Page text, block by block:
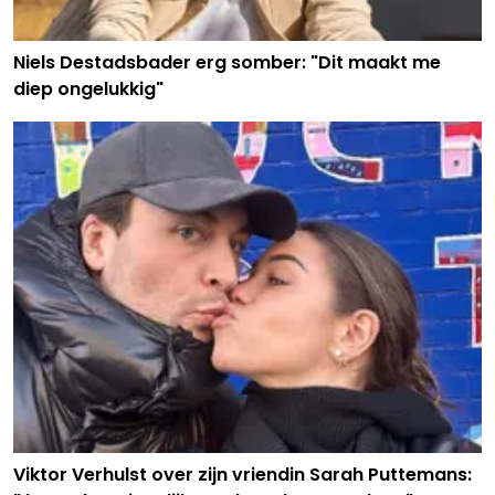
Niels Destadsbader erg somber: "Dit maakt me
diep ongelukkig"
Viktor Verhulst over zijn vriendin Sarah Puttemans: